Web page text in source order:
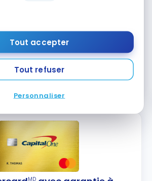
Tout accepter
Tout refuser
Personnaliser
Costco
Souscrire
En savoir plus
MD